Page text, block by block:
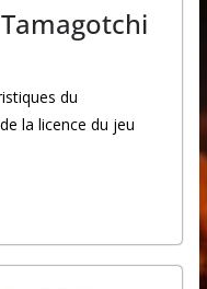
du
la licence du jeu